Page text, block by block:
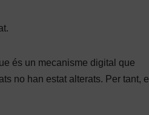
és un mecanisme digital que
no han estat alterats. Per tant, el